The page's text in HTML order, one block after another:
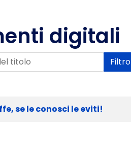
digitali
titolo Filtro
se le conosci le eviti!